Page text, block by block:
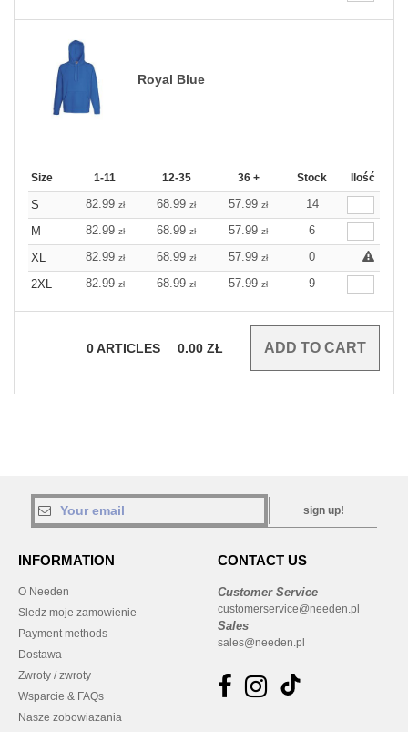
Royal Blue
Size 1-11 12-35 36 + Stock Ilość
S 82.99 zł 68.99 zł 57.99 zł
14
M
82.99 zł 68.99 zł 57.99 zł
6
XL
82.99 zł 68.99 zł 57.99 zł
0
2XL
82.99 zł 68.99 zł 57.99 zł 9
0ARTICLES 0.00 ZŁ
sign up!
INFORMATION
O Needen
Sledz moje zamowienie
Payment methods
Dostawa
Zwroty / zwroty
Wsparcie & FAQs
Nasze zobowiazania
CONTACT US
Customer Service
customerservice@needen.pl
Sales
sales@needen.pl